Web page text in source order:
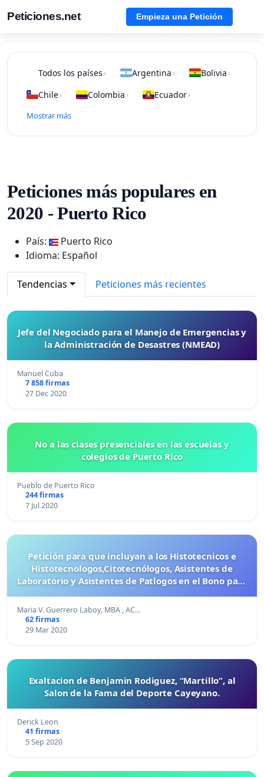
Peticiones.net Empieza una Petición
Todos los países › Argentina › Bolivia ›
Chile› Colombia › Ecuador›
Mostrar más
Peticiones más populares en
2020 - Puerto Rico
País:
Puerto Rico
Idioma: Español
Tendencias Peticiones más recientes
Jefe del Negociado para el Manejo de Emergencias y
la Administración de Desastres (NMEAD)
Manuel Cuba
7 858 firmas
27 Dec 2020
No a las clases presenciales en las escuelas y
colegios de Puerto Rico
Pueblo de Puerto Rico
244 firmas
7 Jul 2020
Petición para que incluyan a los Histotecnicos e
Histotecnologos,Citotecnólogos, Asistentes de
Laboratorio y Asistentes de Patlogos en el Bono para
Maria V. Guerrero Laboy, MBA , AC…
62 firmas
29 Mar 2020
Exaltacion de Benjamin Rodiguez, “Martillo”, al
Salon de la Fama del Deporte Cayeyano.
Derick Leon
41 firmas
5 Sep 2020